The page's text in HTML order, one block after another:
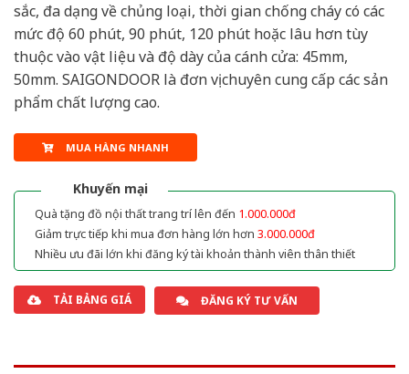
sắc, đa dạng về chủng loại, thời gian chống cháy có các
mức độ 60 phút, 90 phút, 120 phút hoặc lâu hơn tùy
thuộc vào vật liệu và độ dày của cánh cửa: 45mm,
50mm. SAIGONDOOR là đơn vị chuyên cung cấp các sản
phẩm chất lượng cao.
MUA HÀNG NHANH
Khuyến mại
Quà tặng đồ nội thất trang trí lên đến 1.000.000đ
Giảm trực tiếp khi mua đơn hàng lớn hơn 3.000.000đ
Nhiều ưu đãi lớn khi đăng ký tài khoản thành viên thân thiết
TẢI BẢNG GIÁ ĐĂNG KÝ TƯ VẤN